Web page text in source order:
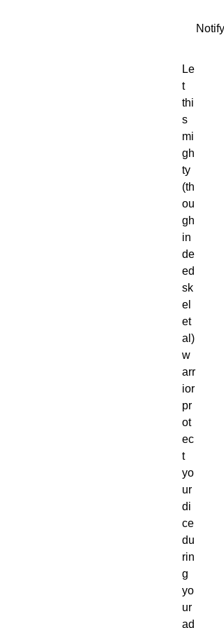
Le
t
thi
s
mi
gh
ty
(th
ou
gh
in
de
ed
sk
el
et
al)
w
arr
ior
pr
ot
ec
t
yo
ur
di
ce
du
rin
g
yo
ur
ad